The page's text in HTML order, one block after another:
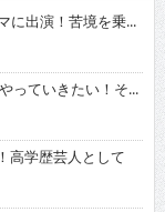
に出演！苦境を乗...
っていきたい！そ...
高学歴芸人として